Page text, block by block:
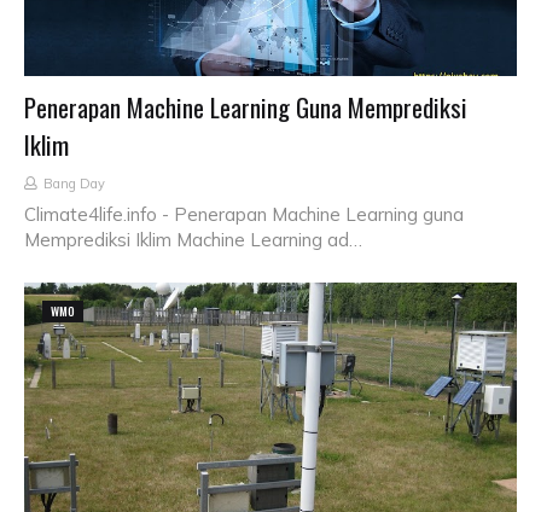
Penerapan Machine Learning Guna Memprediksi
Iklim
Bang Day
Climate4life.info - Penerapan Machine Learning guna
Memprediksi Iklim Machine Learning ad…
WMO